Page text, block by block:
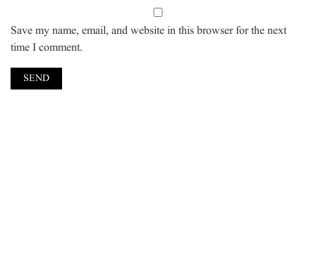
Save my name, email, and website in this browser for the next
time I comment.